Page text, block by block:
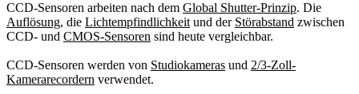
CCD-Sensoren arbeiten nach dem Global Shutter-Prinzip. Die
Auflösung, die Lichtempfindlichkeit und der Störabstand zwischen
CCD- und CMOS-Sensoren sind heute vergleichbar.
CCD-Sensoren werden von Studiokameras und 2/3-Zoll-
Kamerarecordern verwendet.